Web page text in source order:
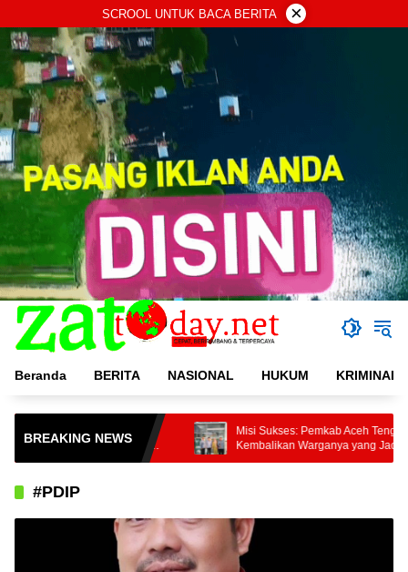
ke
konten
SCROOL UNTUK BACA BERITA ×
Beranda BERITA NASIONAL HUKUM KRIMINAL
BREAKING NEWS
Ton Komoditas
Tani Nusantara
ke Pasar Nasional
Misi Sukses: Pemkab Aceh Tengah
Kembalikan Warganya yang Jadi PMI
Unprosedural di Malaysia
#PDIP